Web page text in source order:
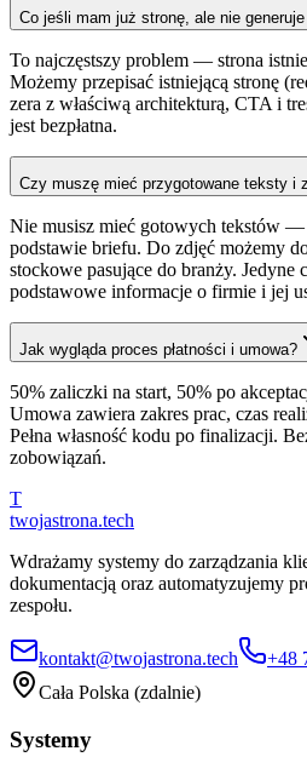
Co jeśli mam już stronę, ale nie
To najczęstszy problem — strona
Możemy przepisać istniejącą stronę
zera z właściwą architekturą, CTA i
jest bezpłatna.
Czy muszę mieć przygotowane teksty i
Nie musisz mieć gotowych tekstów —
podstawie briefu. Do zdjęć możemy
stockowe pasujące do branży. Jedyne
podstawowe informacje o firmie i jej
Jak wygląda proces płatności i umowa?
50% zaliczki na start, 50% po
Umowa zawiera zakres prac, czas
Pełna własność kodu po finalizacji.
zobowiązań.
T
twojastrona.tech
Wdrażamy systemy do zarządzania
dokumentacją oraz automatyzujemy
zespołu.
kontakt@twojastrona.tech
+48
Cała Polska (zdalnie)
Systemy